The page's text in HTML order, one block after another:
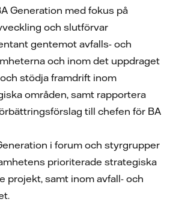
Generation med fokus på
och slutförvar
gentemot avfalls- och
och inom det uppdraget
stödja framdrift inom
områden, samt rapportera
till chefen för BA
i forum och styrgrupper
prioriterade strategiska
projekt, samt inom avfall- och